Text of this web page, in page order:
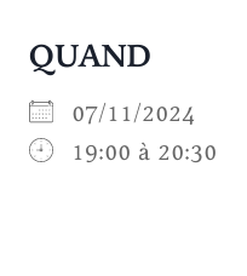
QUAND
07/11/2024
19:00 à 20:30